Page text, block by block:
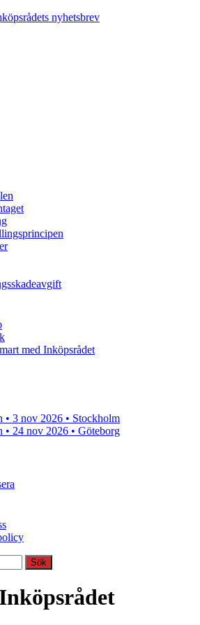
nyhetsbrev
med Inköpsrådet
• 3 nov 2026 • Stockholm
• 24 nov 2026 • Göteborg
Sök